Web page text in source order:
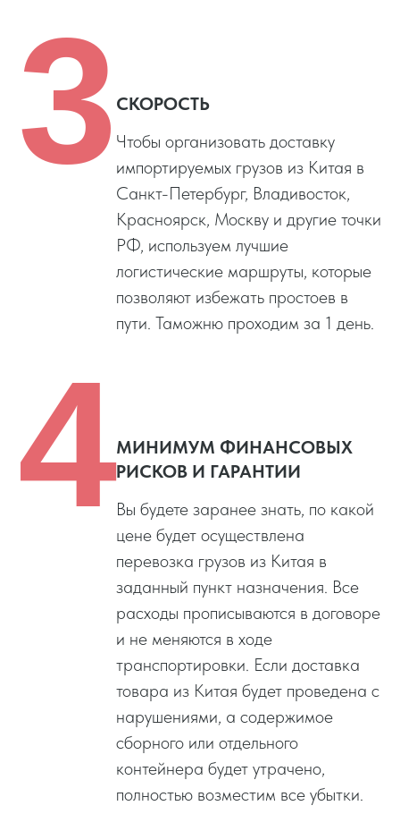
СКОРОСТЬ
Чтобы организовать доставку
импортируемых грузов из Китая в
Санкт-Петербург, Владивосток,
Красноярск, Москву и другие точки
РФ, используем лучшие
логистические маршруты, которые
позволяют избежать простоев в
пути. Таможню проходим за 1 день.
3
МИНИМУМ ФИНАНСОВЫХ
РИСКОВ И ГАРАНТИИ
Вы будете заранее знать, по какой
цене будет осуществлена
перевозка грузов из Китая в
заданный пункт назначения. Все
расходы прописываются в договоре
и не меняются в ходе
транспортировки. Если доставка
товара из Китая будет проведена с
нарушениями, а содержимое
сборного или отдельного
контейнера будет утрачено,
полностью возместим все убытки.
4